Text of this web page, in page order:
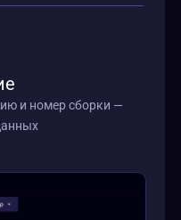
и номер сборки —